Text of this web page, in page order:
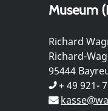
Museum
Richard
Richard-
95444
+ 49 921-